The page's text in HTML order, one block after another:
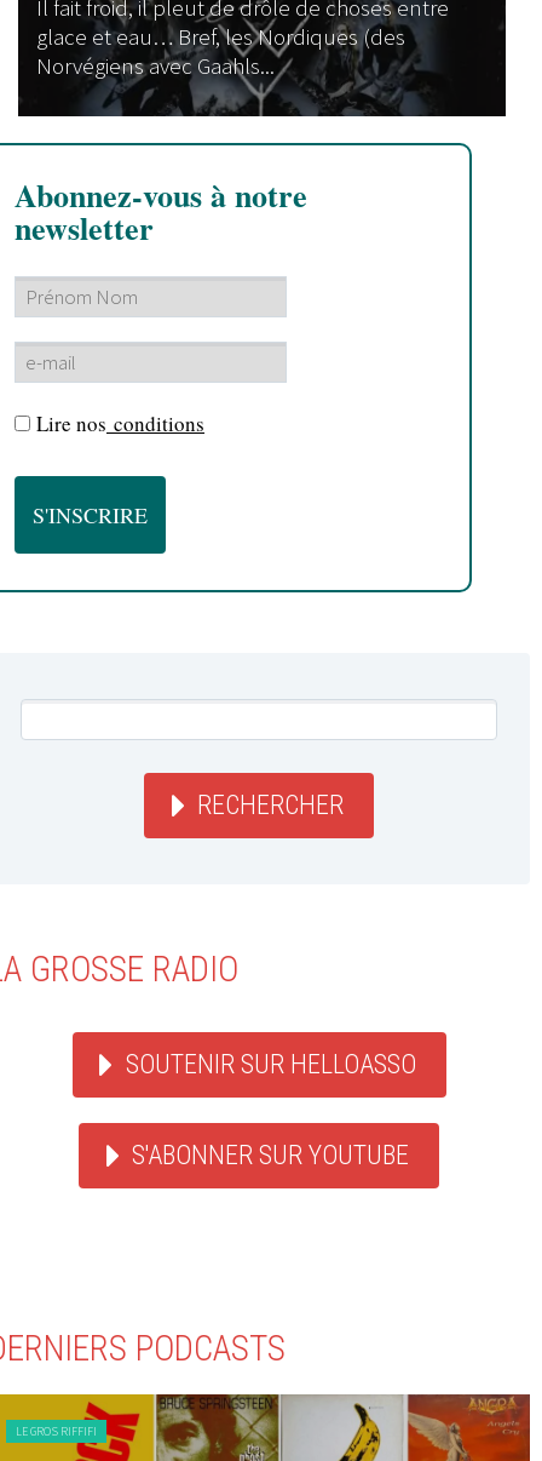
Il fait froid, il pleut de drôle de choses entre
glace et eau… Bref, les Nordiques (des
Norvégiens avec Gaahls...
Abonnez-vous à notre
newsletter
Lire nos conditions
RECHERCHER
GROSSE RADIO
SOUTENIR SUR HELLOASSO
S'ABONNER SUR YOUTUBE
PODCASTS
LE GROS RIFFIFI